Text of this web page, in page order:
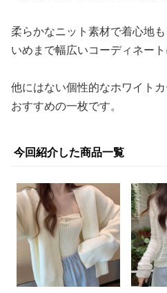
柔らかなニット素材で着心地
いめまで幅広いコーディネート
他にはない個性的なホワイト
おすすめの一枚です。
今回紹介した商品一覧